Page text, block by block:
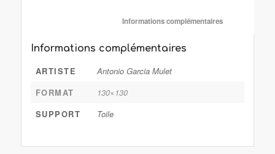
Informations
Informations complémentaires
ARTISTE
Antonio Garcia Mulet
FORMAT
130×130
SUPPORT
Toile